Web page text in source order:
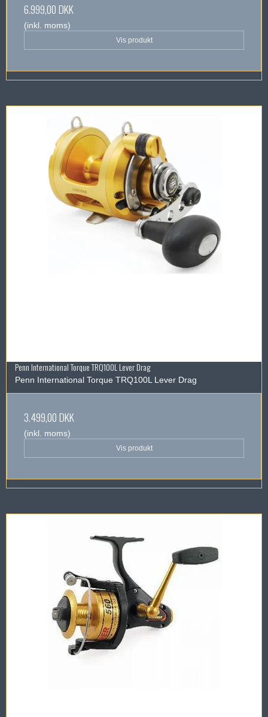
6.999,00 DKK
(inkl. moms)
Vis produkt
Penn International Torque TRQ100L Lever Drag
Penn International Torque TRQ100L Lever Drag
3.499,00 DKK
(inkl. moms)
Vis produkt